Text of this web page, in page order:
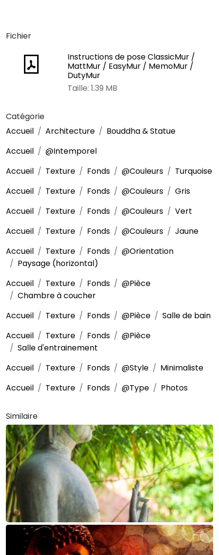
Fichier
Instructions de pose ClassicMur /
MattMur / EasyMur / MemoMur /
DutyMur
Taille: 1.39 MB
Catégorie
Accueil
Architecture
Bouddha & Statue
Accueil
@Intemporel
Accueil
Texture Fonds @Couleurs
Turquoise
Accueil
Texture Fonds @Couleurs
Gris
Accueil
Texture Fonds @Couleurs
Vert
Accueil
Texture Fonds @Couleurs
Jaune
Accueil
Texture Fonds
@Orientation
Paysage (horizontal)
Accueil
Texture Fonds
@Pièce
Chambre à coucher
Accueil
Texture Fonds @Pièce
Salle de bain
Accueil
Texture Fonds
@Pièce
Salle d'entrainement
Accueil
Texture Fonds @Style
Minimaliste
Accueil
Texture Fonds @Type Photos
Similaire